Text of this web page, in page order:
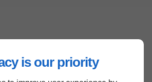
is our priority